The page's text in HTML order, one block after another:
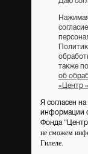
также
об
«Центр
Я согласен
информации
Фонда “Центр
не сможем
Гилеле.